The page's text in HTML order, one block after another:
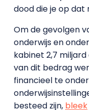
dood die je op dat
Om de gevolgen
onderwijs en
kabinet 2,7
van dit bedrag
financieel te
besteed zijn, bleek